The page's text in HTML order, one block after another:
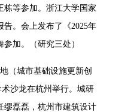
栋等参加。浙江大学国家
。会上发布了《2025年
加。（研究三处）
（城市基础设施更新创
沙龙在杭州举行。城研
缪磊磊，杭州市建筑设计